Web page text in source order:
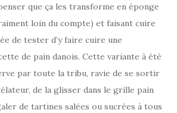
que ça les transforme en éponge
loin du compte) et faisant cuire
de tester d’y faire cuire une
de pain danois. Cette variante à été
par toute la tribu, ravie de se sortir
de la glisser dans le grille pain
de tartines salées ou sucrées à tous